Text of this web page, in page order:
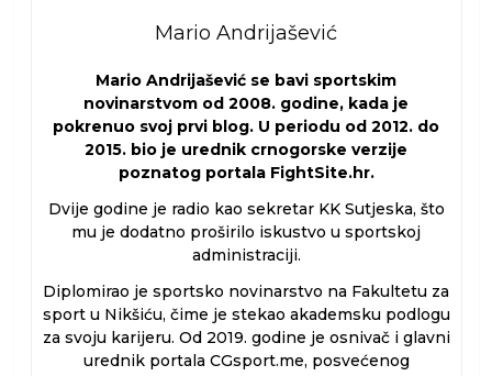
Mario Andrijašević
Mario Andrijašević se bavi sportskim
novinarstvom od 2008. godine, kada je
pokrenuo svoj prvi blog. U periodu od 2012. do
2015. bio je urednik crnogorske verzije
poznatog portala FightSite.hr.
Dvije godine je radio kao sekretar KK Sutjeska, što
mu je dodatno proširilo iskustvo u sportskoj
administraciji.
Diplomirao je sportsko novinarstvo na Fakultetu za
sport u Nikšiću, čime je stekao akademsku podlogu
za svoju karijeru. Od 2019. godine je osnivač i glavni
urednik portala CGsport.me, posvećenog